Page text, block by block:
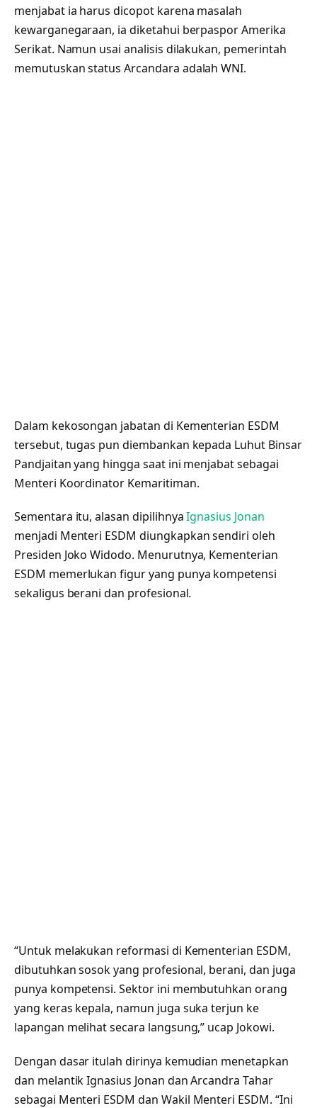
menjabat ia harus dicopot karena masalah
kewarganegaraan, ia diketahui berpaspor Amerika
Serikat. Namun usai analisis dilakukan, pemerintah
memutuskan status Arcandara adalah WNI.
Dalam kekosongan jabatan di Kementerian ESDM
tersebut, tugas pun diembankan kepada Luhut Binsar
Pandjaitan yang hingga saat ini menjabat sebagai
Menteri Koordinator Kemaritiman.
Sementara itu, alasan dipilihnyaIgnasius Jonan
menjadi Menteri ESDM diungkapkan sendiri oleh
Presiden Joko Widodo. Menurutnya, Kementerian
ESDM memerlukan figur yang punya kompetensi
sekaligus berani dan profesional.
“Untuk melakukan reformasi di Kementerian ESDM,
dibutuhkan sosok yang profesional, berani, dan juga
punya kompetensi. Sektor ini membutuhkan orang
yang keras kepala, namun juga suka terjun ke
lapangan melihat secara langsung,” ucap Jokowi.
Dengan dasar itulah dirinya kemudian menetapkan
dan melantik Ignasius Jonan dan Arcandra Tahar
sebagai Menteri ESDM dan Wakil Menteri ESDM. “Ini